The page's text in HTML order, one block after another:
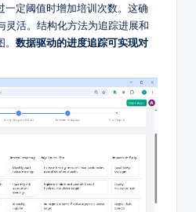
一定阈值时增加培训次数。这确
灵活。结构化方法为追踪进展和
数据驱动的进度追踪可实现对